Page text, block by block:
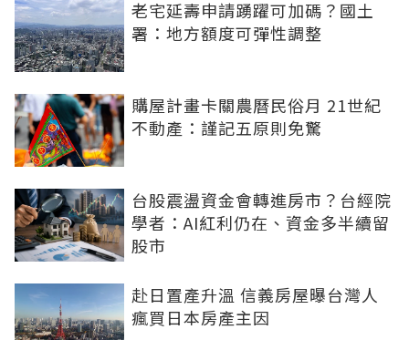
老宅延壽申請踴躍可加碼？國土
署：地方額度可彈性調整
購屋計畫卡關農曆民俗月 21世紀
不動產：謹記五原則免驚
台股震盪資金會轉進房市？台經院
學者：AI紅利仍在、資金多半續留
股市
赴日置產升溫 信義房屋曝台灣人
瘋買日本房產主因